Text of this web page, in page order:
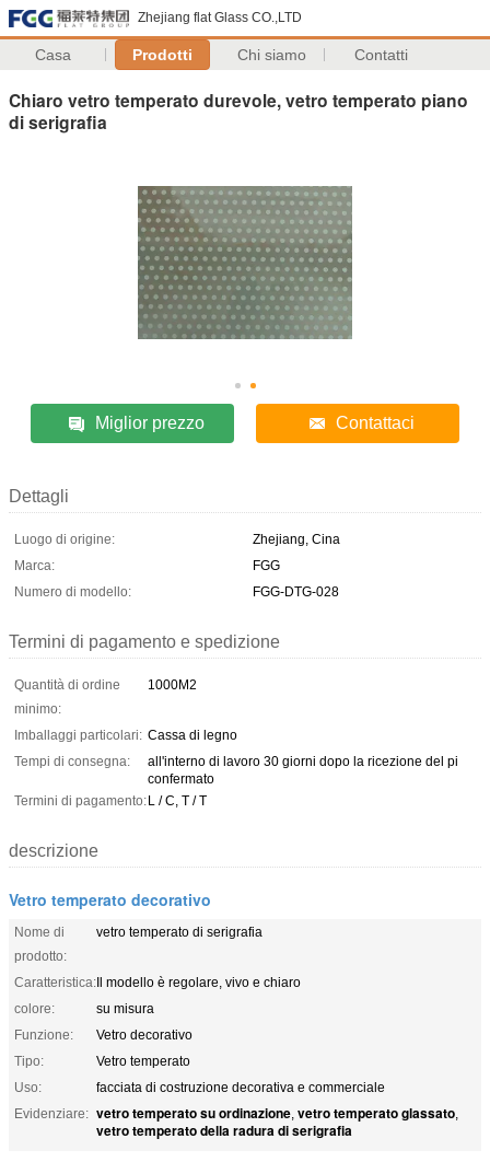
Zhejiang flat Glass CO.,LTD
Casa Prodotti Chi siamo Contatti
Chiaro vetro temperato durevole, vetro temperato piano
di serigrafia
Miglior prezzo Contattaci
Dettagli
Luogo di origine:
Zhejiang, Cina
Marca:
FGG
Numero di modello:
FGG-DTG-028
Termini di pagamento e spedizione
Quantità di ordine
minimo:
1000M2
Imballaggi particolari: Cassa di legno
Tempi di consegna:
all'interno di lavoro 30 giorni dopo la ricezione del pi
confermato
Termini di pagamento:L / C, T / T
descrizione
Vetro temperato decorativo
Nome di
prodotto:
vetro temperato di serigrafia
Caratteristica:Il modello è regolare, vivo e chiaro
colore:
su misura
Funzione:
Vetro decorativo
Tipo:
Vetro temperato
Uso:
facciata di costruzione decorativa e commerciale
Evidenziare: vetro temperato su ordinazione, vetro temperato glassato,
vetro temperato della radura di serigrafia